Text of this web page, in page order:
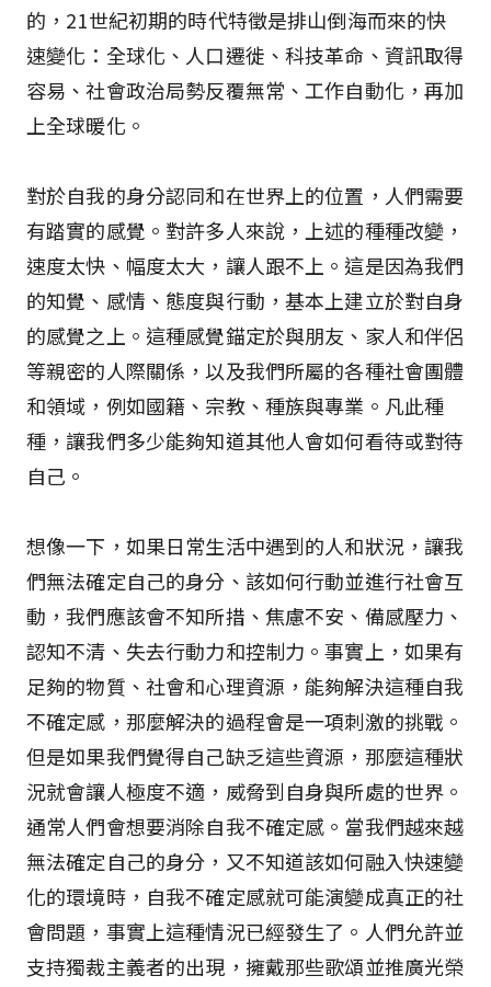
的，21世紀初期的時代特徵是排山倒海而來的快
速變化：全球化、人口遷徙、科技革命、資訊取得
容易、社會政治局勢反覆無常、工作自動化，再加
上全球暖化。
對於自我的身分認同和在世界上的位置，人們需要
有踏實的感覺。對許多人來說，上述的種種改變，
速度太快、幅度太大，讓人跟不上。這是因為我們
的知覺、感情、態度與行動，基本上建立於對自身
的感覺之上。這種感覺錨定於與朋友、家人和伴侶
等親密的人際關係，以及我們所屬的各種社會團體
和領域，例如國籍、宗教、種族與專業。凡此種
種，讓我們多少能夠知道其他人會如何看待或對待
自己。
想像一下，如果日常生活中遇到的人和狀況，讓我
們無法確定自己的身分、該如何行動並進行社會互
動，我們應該會不知所措、焦慮不安、備感壓力、
認知不清、失去行動力和控制力。事實上，如果有
足夠的物質、社會和心理資源，能夠解決這種自我
不確定感，那麼解決的過程會是一項刺激的挑戰。
但是如果我們覺得自己缺乏這些資源，那麼這種狀
況就會讓人極度不適，威脅到自身與所處的世界。
通常人們會想要消除自我不確定感。當我們越來越
無法確定自己的身分，又不知道該如何融入快速變
化的環境時，自我不確定感就可能演變成真正的社
會問題，事實上這種情況已經發生了。人們允許並
支持獨裁主義者的出現，擁戴那些歌頌並推廣光榮